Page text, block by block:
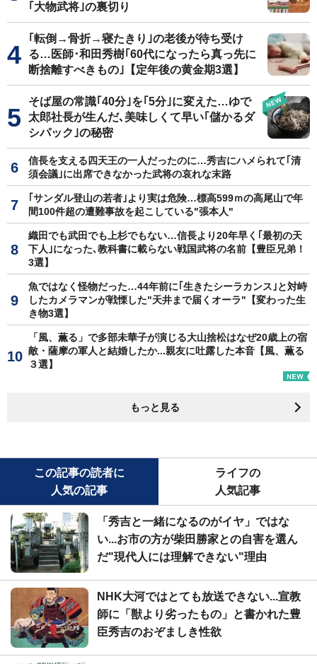
｢大物武将｣の裏切り
｢転倒→骨折→寝たきり｣の老後が待ち受け
る…医師･和田秀樹｢60代になったら真っ先に
断捨離すべきもの｣【定年後の黄金期3選】
そば屋の常識｢40分｣を｢5分｣に変えた…ゆで
太郎社長が生んだ､美味しくて早い｢儲かるダ
シパック｣の秘密
信長を支える四天王の一人だったのに…秀吉にハメられて｢清
須会議｣に出席できなかった武将の哀れな末路
｢サンダル登山の若者｣より実は危険…標高599ｍの高尾山で年
間100件超の遭難事故を起こしている"張本人"
織田でも武田でも上杉でもない…信長より20年早く｢最初の天
下人｣になった､教科書に載らない戦国武将の名前【豊臣兄弟！
3選】
魚ではなく怪物だった…44年前に｢生きたシーラカンス｣と対峙
したカメラマンが戦慄した"天井まで届くオーラ"【変わった生
き物3選】
「風、薫る」で多部未華子が演じる大山捨松はなぜ20歳上の宿
敵・薩摩の軍人と結婚したか...親友に吐露した本音【風、薫る
３選】
もっと見る
この記事の読者に
人気の記事
ライフの
人気記事
「秀吉と一緒になるのがイヤ」ではな
い...お市の方が柴田勝家との自害を選ん
だ"現代人には理解できない"理由
NHK大河ではとても放送できない...宣教
師に「獣より劣ったもの」と書かれた豊
臣秀吉のおぞましき性欲